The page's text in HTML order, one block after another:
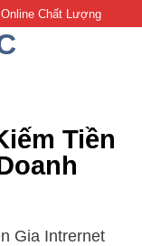
Chất Lượng
Tiền